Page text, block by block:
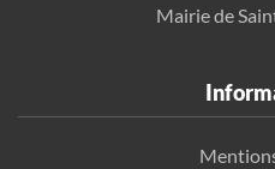
Mairie de